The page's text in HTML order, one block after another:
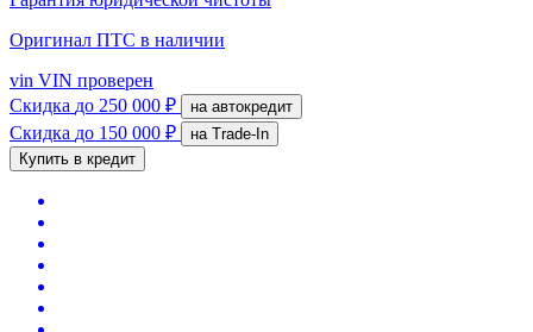
Оригинал ПТС в наличии
vin VIN проверен
Скидка до 250 000 ₽ на автокредит
Скидка до 150 000 ₽
на Trade-In
Купить в кредит